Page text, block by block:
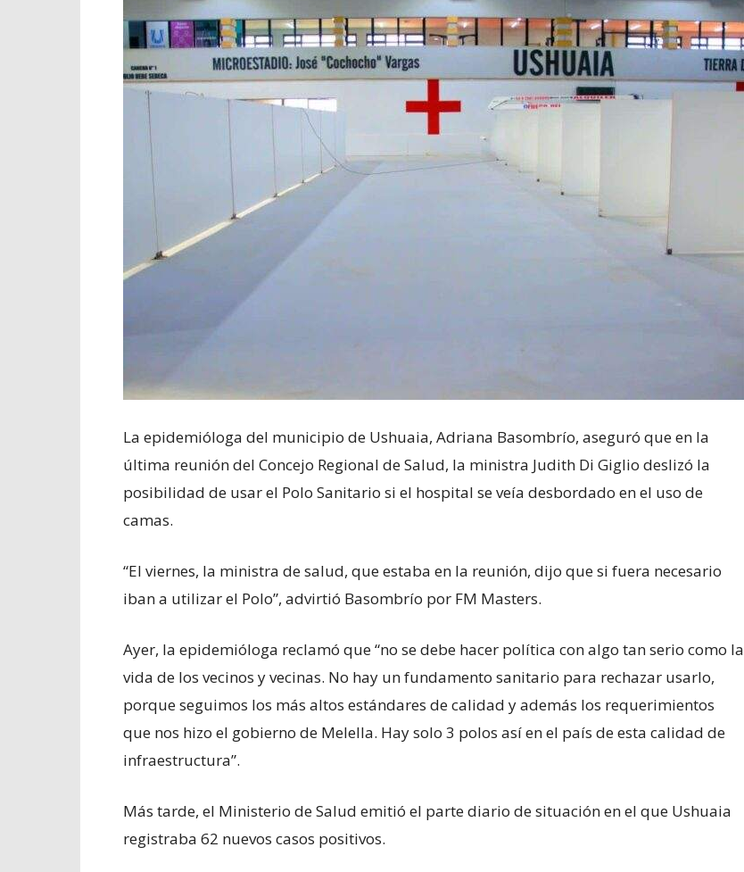
La epidemióloga del municipio de Ushuaia, Adriana Basombrío, aseguró que en la
última reunión del Concejo Regional de Salud, la ministra Judith Di Giglio deslizó la
posibilidad de usar el Polo Sanitario si el hospital se veía desbordado en el uso de
camas.
“El viernes, la ministra de salud, que estaba en la reunión, dijo que si fuera necesario
iban a utilizar el Polo”, advirtió Basombrío por FM Masters.
Ayer, la epidemióloga reclamó que “no se debe hacer política con algo tan serio como la
vida de los vecinos y vecinas. No hay un fundamento sanitario para rechazar usarlo,
porque seguimos los más altos estándares de calidad y además los requerimientos
que nos hizo el gobierno de Melella. Hay solo 3 polos así en el país de esta calidad de
infraestructura”.
Más tarde, el Ministerio de Salud emitió el parte diario de situación en el que Ushuaia
registraba 62 nuevos casos positivos.